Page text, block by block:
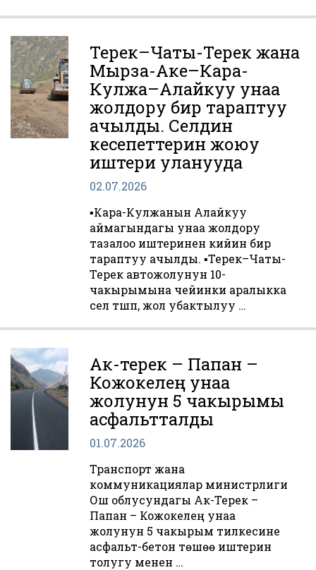
Терек–Чаты-Терек жана
Мырза-Аке–Кара-
Кулжа–Алайкуу унаа
жолдору бир тараптуу
ачылды. Селдин
кесепеттерин жоюу
иштери уланууда
02.07.2026
▪️Кара-Кулжанын Алайкуу
аймагындагы унаа жолдору
тазалоо иштеринен кийин бир
тараптуу ачылды. ▪️Терек–Чаты-
Терек автожолунун 10-
чакырымына чейинки аралыкка
сел түшүп, жол убактылуу …
Ак-терек – Папан –
Кожокелең унаа
жолунун 5 чакырымы
асфальтталды
01.07.2026
Транспорт жана
коммуникациялар министрлиги
Ош облусундагы Ак-Терек –
Папан – Кожокелең унаа
жолунун 5 чакырым тилкесине
асфальт-бетон төшөө иштерин
толугу менен …